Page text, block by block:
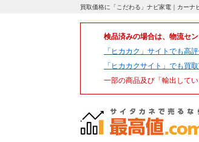
買取価格に「こだわる」ナビ家電｜カーナ
検品済みの場合は、物流セ
「ヒカカク」サイトでも高
「ヒカカクサイト」でも買
一部の商品及び「輸出して